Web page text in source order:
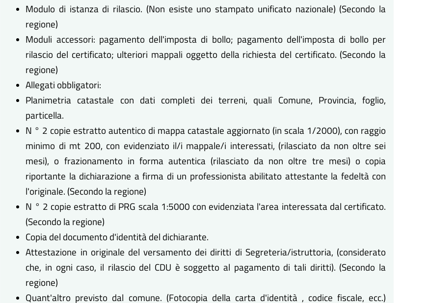
Modulo di istanza di rilascio. (Non esiste uno stampato unificato nazionale) (Secondo la
regione)
Moduli accessori: pagamento dell'imposta di bollo; pagamento dell'imposta di bollo per
rilascio del certificato; ulteriori mappali oggetto della richiesta del certificato. (Secondo la
regione)
Allegati obbligatori:
Planimetria catastale con dati completi dei terreni, quali Comune, Provincia, foglio,
particella.
N ° 2 copie estratto autentico di mappa catastale aggiornato (in scala 1/2000), con raggio
minimo di mt 200, con evidenziato il/i mappale/i interessati, (rilasciato da non oltre sei
mesi), o frazionamento in forma autentica (rilasciato da non oltre tre mesi) o copia
riportante la dichiarazione a firma di un professionista abilitato attestante la fedeltà con
l'originale. (Secondo la regione)
N ° 2 copie estratto di PRG scala 1:5000 con evidenziata l'area interessata dal certificato.
(Secondo la regione)
Copia del documento d'identità del dichiarante.
Attestazione in originale del versamento dei diritti di Segreteria/istruttoria, (considerato
che, in ogni caso, il rilascio del CDU è soggetto al pagamento di tali diritti). (Secondo la
regione)
Quant'altro previsto dal comune. (Fotocopia della carta d'identità , codice fiscale, ecc.)